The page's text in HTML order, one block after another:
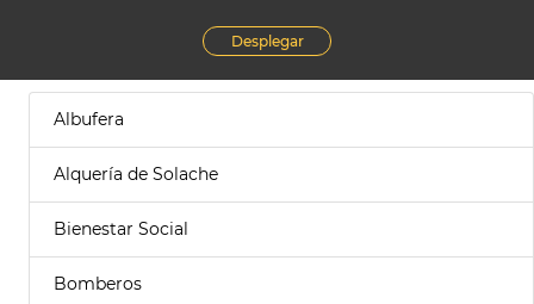
Desplegar
Albufera
Alquería de Solache
Bienestar Social
Bomberos